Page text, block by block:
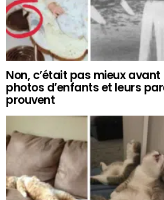
Non, c’était pas mieux avant
photos d’enfants et leurs
prouvent